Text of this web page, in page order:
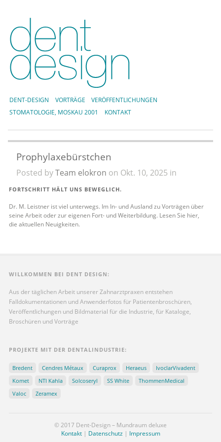
DENT-DESIGN VORTRÄGE
VERÖFFENTLICHUNGEN
STOMATOLOGIE, MOSKAU 2001
KONTAKT
Prophylaxebürstchen
Posted byTeam elokron on Okt. 10, 2025 in
FORTSCHRITT HÄLT UNS BEWEGLICH.
Dr. M. Leistner ist viel unterwegs. Im In- und Ausland zu Vorträgen über
seine Arbeit oder zur eigenen Fort- und Weiterbildung. Lesen Sie hier,
die aktuellen Neuigkeiten.
WILLKOMMEN BEI DENT DESIGN:
Aus der täglichen Arbeit unserer Zahnarztpraxen entstehen
Falldokumentationen und Anwenderfotos für Patientenbroschüren,
Veröffentlichungen und Bildmaterial für die Industrie, für Kataloge,
Broschüren und Vorträge
PROJEKTE MIT DER DENTALINDUSTRIE:
Bredent Cendres Métaux Curaprox Heraeus
IvoclarVivadent
Komet
NTI Kahla Solcoseryl SS White
ThommenMedical
Valoc
Zeramex
© 2017 Dent-Design – Mundraum deluxe
Kontakt| Datenschutz| Impressum